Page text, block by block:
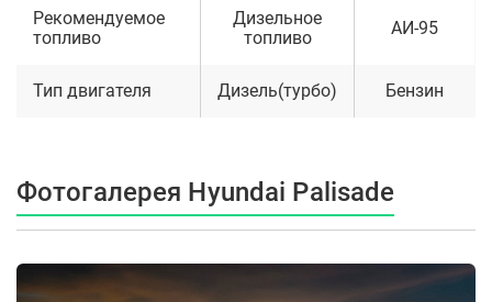
Рекомендуемое
топливо
Дизельное
топливо
АИ-95
Тип двигателя Дизель(турбо) Бензин
Фотогалерея Hyundai Palisade